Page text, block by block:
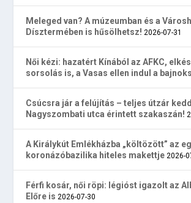
Meleged van? A múzeumban és a
Dísztermében is hűsölhetsz! 2026-07-31
Női kézi: hazatért Kínából az AFKC,
sorsolás is, a Vasas ellen indul a
Csúcsra jár a felújítás – teljes útzár
Nagyszombati utca érintett szakaszán!
A Királykút Emlékházba „költözött” az
koronázóbazilika hiteles makettje 2026-
Férfi kosár, női röpi: légióst igazolt az
Előre is 2026-07-30